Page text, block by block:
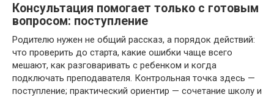
Консультация помогает только с готовым
вопросом: поступление
Родителю нужен не общий рассказ, а порядок действий:
что проверить до старта, какие ошибки чаще всего
мешают, как разговаривать с ребенком и когда
подключать преподавателя. Контрольная точка здесь —
поступление; практический ориентир — сочетание школу и